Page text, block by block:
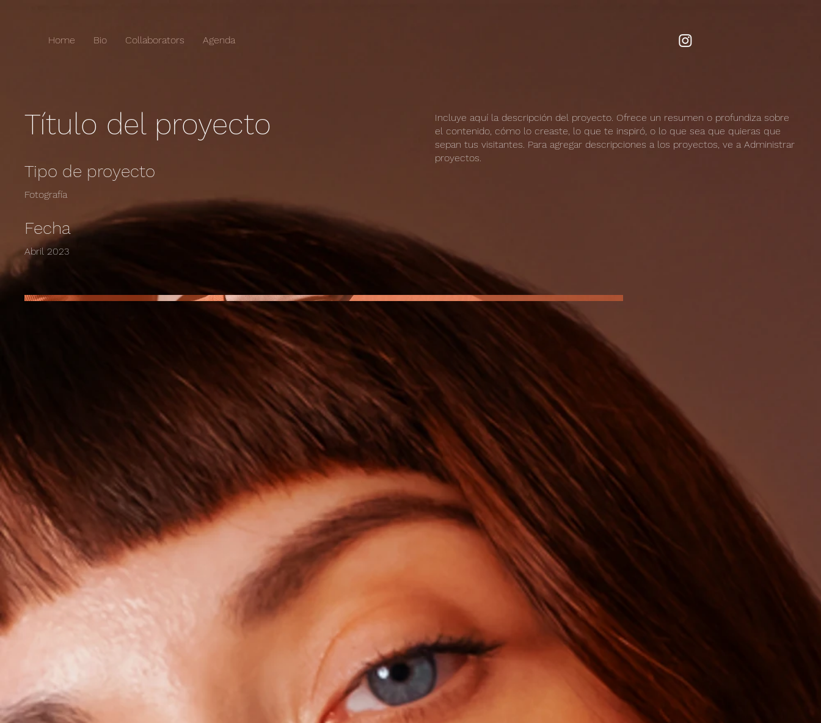
Home Bio Collaborators Agenda
Título del proyecto
Tipo de proyecto
Fotografía
Fecha
Abril 2023
Incluye aquí la descripción del proyecto. Ofrece un resumen o profundiza sobre
el contenido, cómo lo creaste, lo que te inspiró, o lo que sea que quieras que
sepan tus visitantes. Para agregar descripciones a los proyectos, ve a Administrar
proyectos.